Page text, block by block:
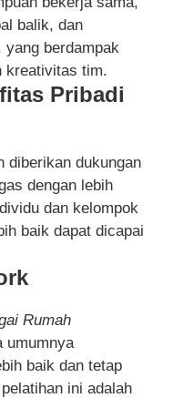
balik, dan
yang berdampak
kreativitas tim.
Pribadi
diberikan dukungan
dengan lebih
dan kelompok
baik dapat dicapai
Rumah
umumnya
baik dan tetap
ini adalah